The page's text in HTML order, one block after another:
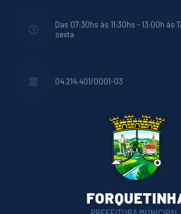
Das 07:30hs às 11:30hs - 13:00h às
sexta
04.214.401/0001-03